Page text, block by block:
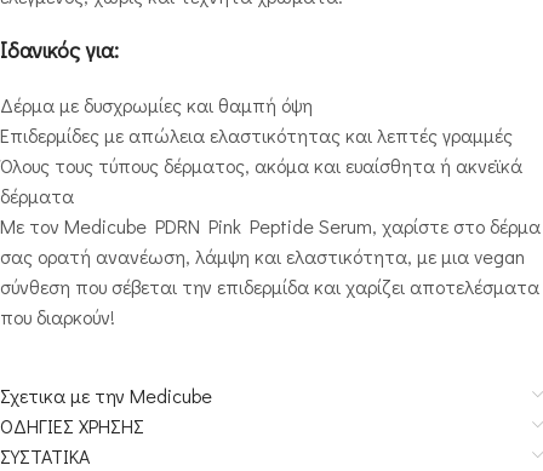
Ιδανικός για:
Δέρμα με δυσχρωμίες και θαμπή όψη
Επιδερμίδες με απώλεια ελαστικότητας και λεπτές γραμμές
Όλους τους τύπους δέρματος, ακόμα και ευαίσθητα ή ακνεϊκά
δέρματα
Με τον Medicube PDRN Pink Peptide Serum, χαρίστε στο δέρμα
σας ορατή ανανέωση, λάμψη και ελαστικότητα, με μια vegan
σύνθεση που σέβεται την επιδερμίδα και χαρίζει αποτελέσματα
που διαρκούν!
Σχετικα με την Medicube
ΟΔΗΓΙΕΣ ΧΡΗΣΗΣ
ΣΥΣΤΑΤΙΚΑ